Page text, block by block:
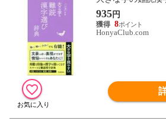
935円
8
HonyaClub.com